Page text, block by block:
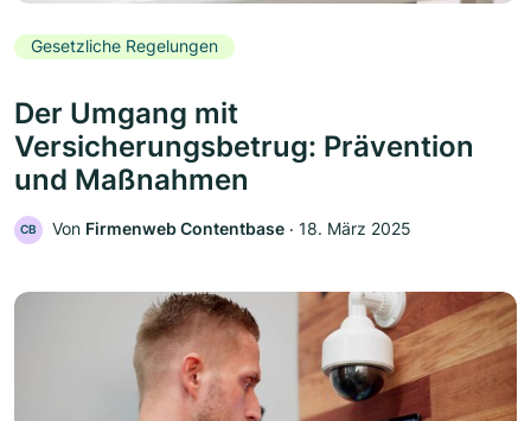
Gesetzliche Regelungen
Der Umgang mit
Versicherungsbetrug: Prävention
und Maßnahmen
CB Von Firmenweb Contentbase ‧ 18. März 2025